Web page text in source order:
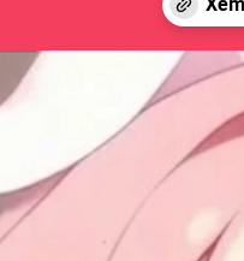
https://